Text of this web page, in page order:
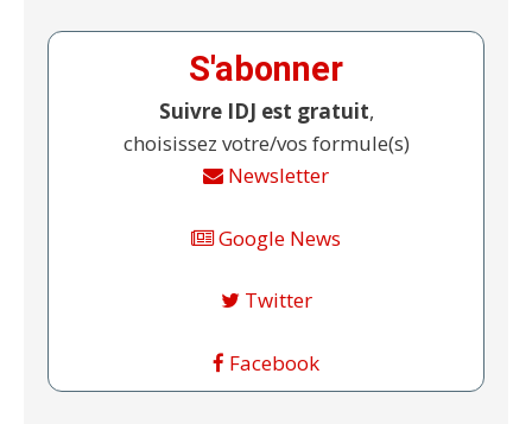
S'abonner
Suivre IDJ est gratuit,
choisissez votre/vos formule(s)
Newsletter
Google News
Twitter
Facebook